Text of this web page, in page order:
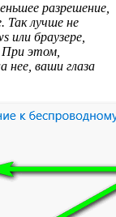
разрешение,
Так лучше не
браузере,
этом,
нее, ваши глаза